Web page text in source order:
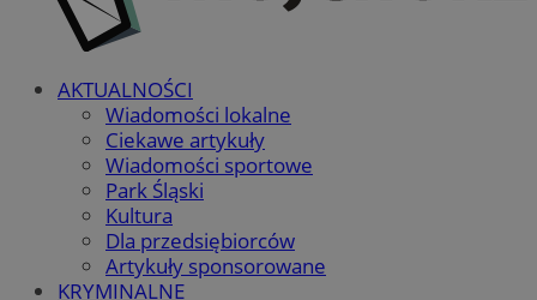
AKTUALNOŚCI
Wiadomości lokalne
Ciekawe artykuły
Wiadomości sportowe
Park Śląski
Kultura
Dla przedsiębiorców
Artykuły sponsorowane
KRYMINALNE